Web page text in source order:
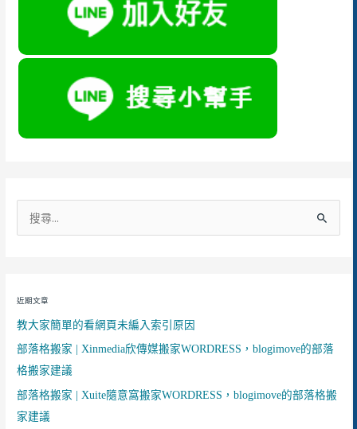
:
近期文章
教大家簡單的看網頁未編入索引原因
部落格搬家 | Xinmedia欣傳媒搬家WORDRESS，blogimove的部落
格搬家建議
部落格搬家 | Xuite隨意窩搬家WORDRESS，blogimove的部落格搬
家建議